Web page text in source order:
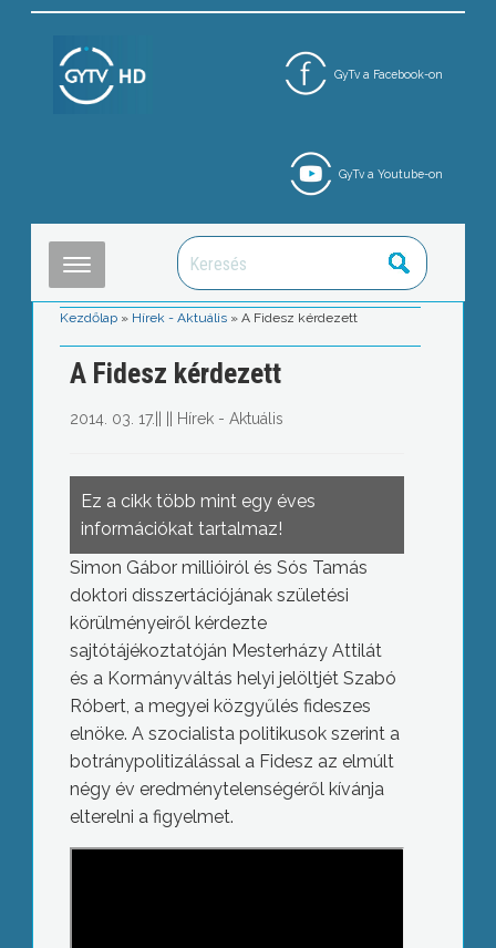
GyTv a Facebook-on
GyTv a Youtube-on
Kezdőlap » Hírek - Aktuális »A Fidesz kérdezett
A Fidesz kérdezett
2014. 03. 17. Hírek - Aktuális
Ez a cikk több mint egy éves
információkat tartalmaz!
Simon Gábor millióiról és Sós Tamás
doktori disszertációjának születési
körülményeiről kérdezte
sajtótájékoztatóján Mesterházy Attilát
és a Kormányváltás helyi jelöltjét Szabó
Róbert, a megyei közgyűlés fideszes
elnöke. A szocialista politikusok szerint a
botránypolitizálással a Fidesz az elmúlt
négy év eredménytelenségéről kívánja
elterelni a figyelmet.